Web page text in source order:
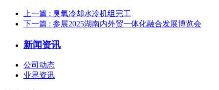
上一篇 : 臭氧冷却水冷机组完工
下一篇 : 参展2025湖南内外贸一体化融合发展博览会
新闻资讯
公司动态
业界资讯